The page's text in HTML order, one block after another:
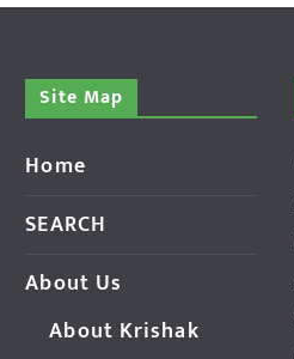
Site Map
Home
SEARCH
About Us
About Krishak